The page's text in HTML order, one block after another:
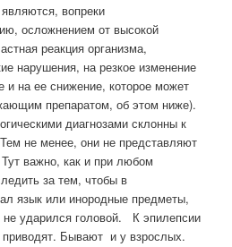
вопреки
осложнением от высокой
реакция организма,
нарушения, на резкое изменение
и на ее снижение, которое может
препаратом, об этом ниже).
диагнозами склонны к
не менее, они не представляют
важно, как и при любом
за тем, чтобы в
язык или инородные предметы,
не ударился головой. К эпилепсии
Бывают и у взрослых.